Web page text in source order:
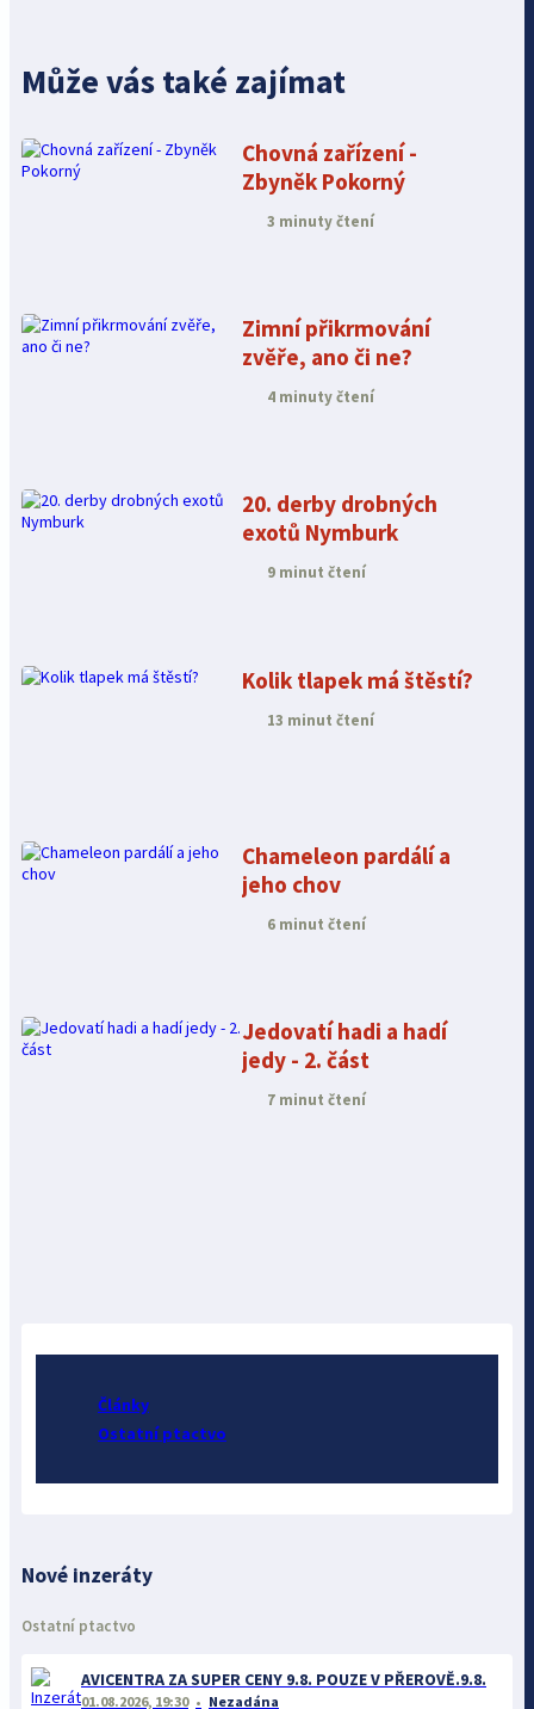
Může vás také zajímat
Chovná zařízení -
Zbyněk Pokorný
3 minuty čtení
Zimní přikrmování
zvěře, ano či ne?
4 minuty čtení
20. derby drobných
exotů Nymburk
9 minut čtení
Kolik tlapek má štěstí?
13 minut čtení
Chameleon pardálí a
jeho chov
6 minut čtení
Jedovatí hadi a hadí
jedy - 2. část
7 minut čtení
Články
Ostatní ptactvo
Nové inzeráty
Ostatní ptactvo
AVICENTRA ZA SUPER CENY 9.8. POUZE V PŘEROVĚ.9.8.
01.08.2026, 19:30 Nezadána